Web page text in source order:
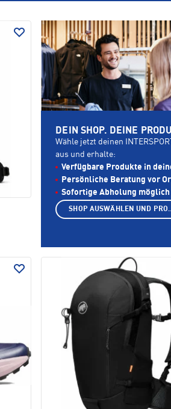
DEIN SHOP. DEINE
Wähle jetzt deinen
aus und erhalte:
Verfügbare Produkte in
Persönliche Beratung vor
Sofortige Abholung möglich
SHOP